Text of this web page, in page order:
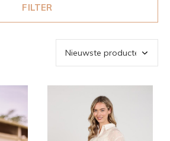
FILTER